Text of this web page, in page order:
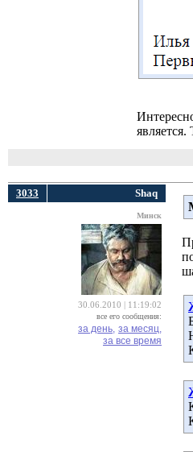
3033 Shaq
Минск
30.06.2010 | 11:19:02
все его сообщения:
за день, за месяц,
за все время